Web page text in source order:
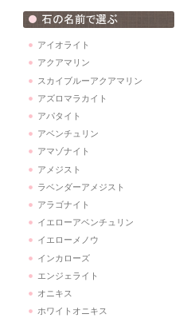
アイオライト
アクアマリン
スカイブルーアクアマリン
アズロマラカイト
アパタイト
アベンチュリン
アマゾナイト
アメジスト
ラベンダーアメジスト
アラゴナイト
イエローアベンチュリン
イエローメノウ
インカローズ
エンジェライト
オニキス
ホワイトオニキス